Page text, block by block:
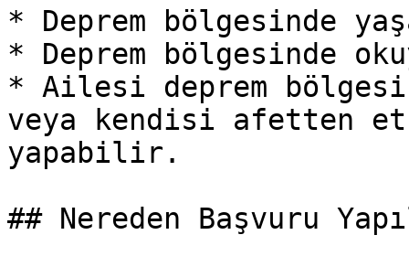
* Deprem bölgesinde
* Deprem bölgesinde
* Ailesi deprem
veya kendisi afetten
yapabilir.
## Nereden Başvuru